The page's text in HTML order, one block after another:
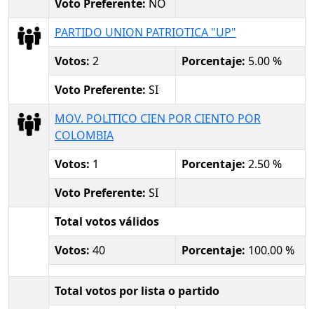
Voto Preferente: NO
PARTIDO UNION PATRIOTICA "UP"
Votos: 2 Porcentaje: 5.00 %
Voto Preferente: SI
MOV. POLITICO CIEN POR CIENTO POR
COLOMBIA
Votos: 1 Porcentaje: 2.50 %
Voto Preferente: SI
Total votos válidos
Votos: 40 Porcentaje: 100.00 %
Total votos por lista o partido